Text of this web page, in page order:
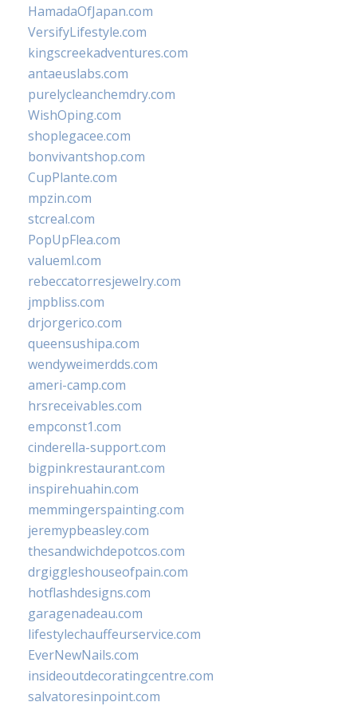
HamadaOfJapan.com
VersifyLifestyle.com
kingscreekadventures.com
antaeuslabs.com
purelycleanchemdry.com
WishOping.com
shoplegacee.com
bonvivantshop.com
CupPlante.com
mpzin.com
stcreal.com
PopUpFlea.com
valueml.com
rebeccatorresjewelry.com
jmpbliss.com
drjorgerico.com
queensushipa.com
wendyweimerdds.com
ameri-camp.com
hrsreceivables.com
empconst1.com
cinderella-support.com
bigpinkrestaurant.com
inspirehuahin.com
memmingerspainting.com
jeremypbeasley.com
thesandwichdepotcos.com
drgiggleshouseofpain.com
hotflashdesigns.com
garagenadeau.com
lifestylechauffeurservice.com
EverNewNails.com
insideoutdecoratingcentre.com
salvatoresinpoint.com